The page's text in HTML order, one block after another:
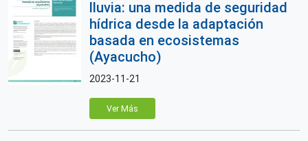
lluvia: una medida de seguridad
hídrica desde la adaptación
basada en ecosistemas
(Ayacucho)
2023-11-21
Ver Más